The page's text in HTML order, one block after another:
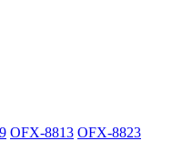
OFX-8813 OFX-8823